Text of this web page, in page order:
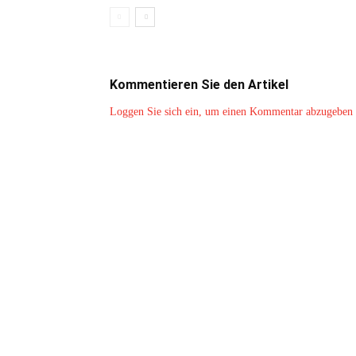
Kommentieren Sie den Artikel
Loggen Sie sich ein, um einen Kommentar abzugeben